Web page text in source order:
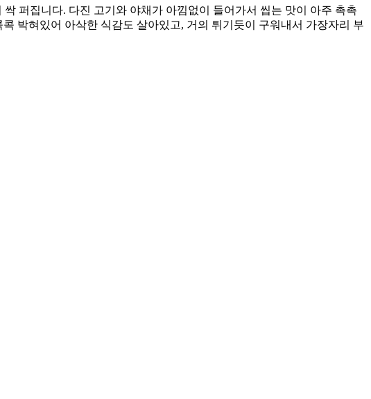
퍼집니다. 다진 고기와 야채가 아낌없이 들어가서 씹는 맛이 아주 촉촉
박혀있어 아삭한 식감도 살아있고, 거의 튀기듯이 구워내서 가장자리 부